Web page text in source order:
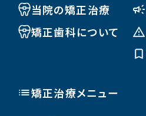
当院の矯正治療
矯正歯科について
矯正治療メニュー